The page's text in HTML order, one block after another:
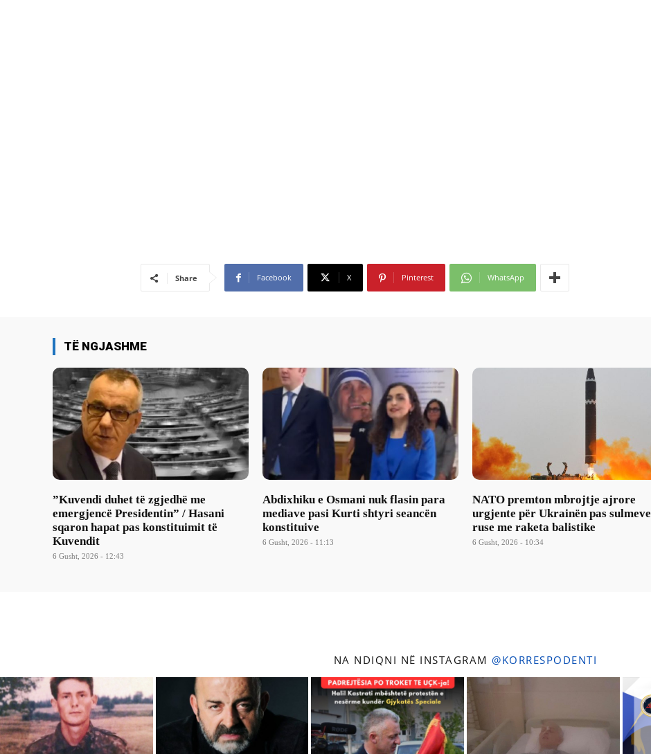
Share Facebook X Pinterest WhatsApp
TË NGJASHME
​”Kuvendi duhet të zgjedhë me
emergjencë Presidentin” / Hasani
sqaron hapat pas konstituimit të
Kuvendit
6 Gusht, 2026 - 12:43
Abdixhiku e Osmani nuk flasin para
mediave pasi Kurti shtyri seancën
konstituive
6 Gusht, 2026 - 11:13
NATO premton mbrojtje ajrore
urgjente për Ukrainën pas sulmeve
ruse me raketa balistike
6 Gusht, 2026 - 10:34
NA NDIQNI NË INSTAGRAM @KORRESPODENTI